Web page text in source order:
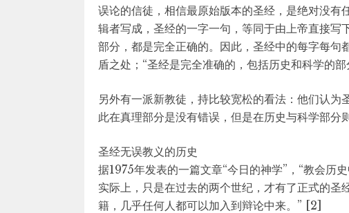
误论的信徒，相信最原始版本的圣经，是绝对没有
辑者写成，圣经的一字一句，等同于由上帝直接写
部分，都是完全正确的。因此，圣经中的每字每句
盾之处；“圣经是完全准确的，包括历史和科学的部
另外有一派新教徒，持比较宽松的看法：他们认
此在真理部分是没有错误，但是在历史与科学部分
圣经无误教义的历史
据1975年发表的一篇文章“今日的神学”，“教会历
实际上，只是在过去的两个世纪，才有了正式的圣
籍，几乎任何人都可以加入到辩论中来。” [2]